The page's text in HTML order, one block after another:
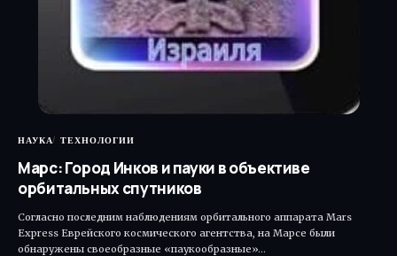
НАУКА ТЕХНОЛОГИИ
Марс: Город Инков и пауки в объективе
орбитальных спутников
Согласно последним наблюдениям орбитального аппарата Mars
Express Еврейского космического агентства, на Марсе были
обнаружены своеобразные «паукообразные»…